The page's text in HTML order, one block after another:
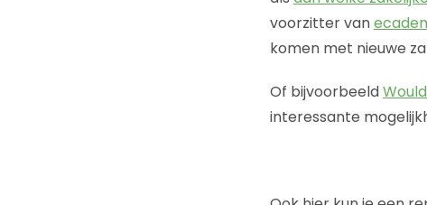
voorzitter van
komen met nieuwe
Of bijvoorbeeld
interessante